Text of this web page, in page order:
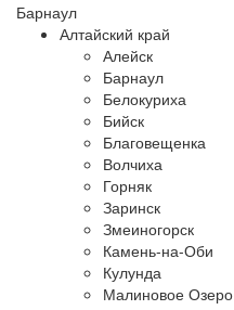
Барнаул
Алтайский край
Алейск
Барнаул
Белокуриха
Бийск
Благовещенка
Волчиха
Горняк
Заринск
Змеиногорск
Камень-на-Оби
Кулунда
Малиновое Озеро